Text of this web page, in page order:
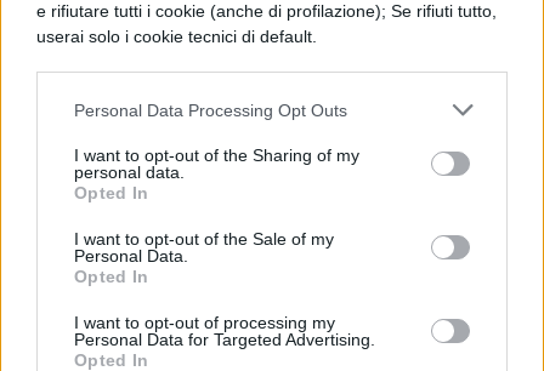
e rifiutare tutti i cookie (anche di profilazione); Se rifiuti tutto,
userai solo i cookie tecnici di default.
Personal Data Processing Opt Outs
I want to opt-out of the Sharing of my
personal data.
Opted In
I want to opt-out of the Sale of my
Personal Data.
Opted In
I want to opt-out of processing my
Personal Data for Targeted Advertising.
Opted In
Fibonacci Day: perché si
festeggia il 23
novembre?
MATEMATICA
simbolo, legami
MATEMATICA